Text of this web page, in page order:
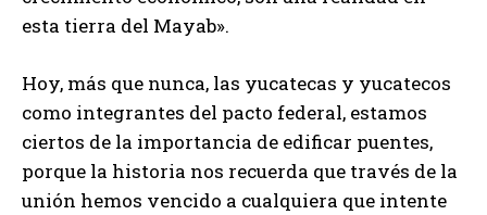
esta tierra del Mayab».
Hoy, más que nunca, las yucatecas y yucatecos
como integrantes del pacto federal, estamos
ciertos de la importancia de edificar puentes,
porque la historia nos recuerda que través de la
unión hemos vencido a cualquiera que intente